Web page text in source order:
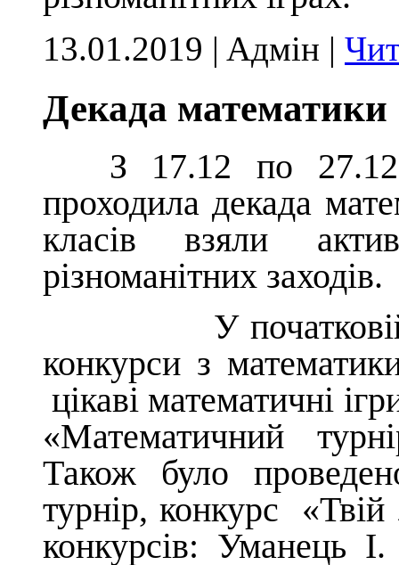
13.01.2019 | Aдмін |
Декада математики
З 17.12 по
проходила декада
класів взяли
різноманітних заходів.
У початковій
конкурси з
цікаві математичні
«Математичний
Також було
турнір, конкурс
конкурсів: Уманець